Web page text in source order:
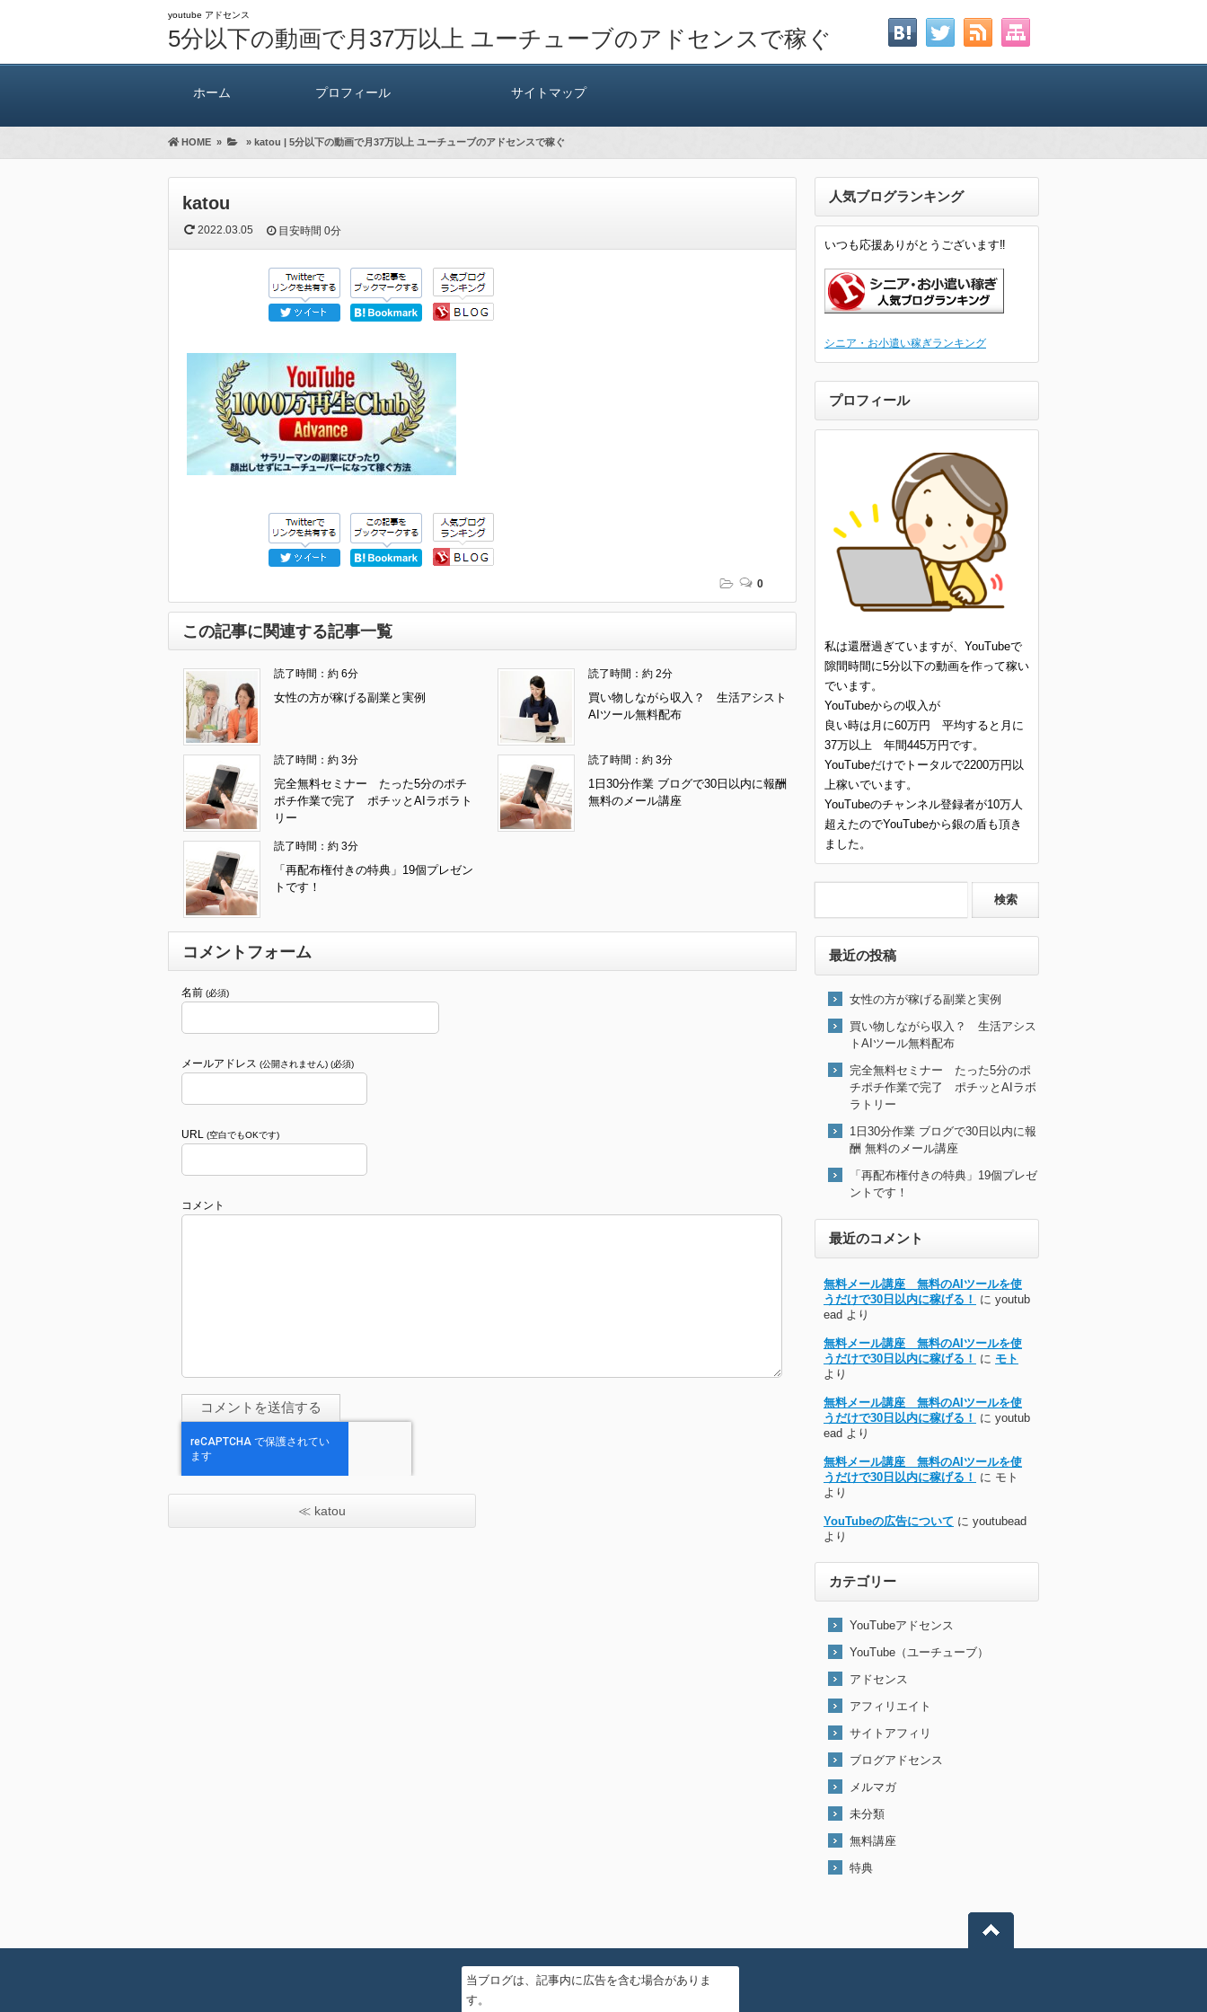
youtube アドセンス
5分以下の動画で月37万以上 ユーチューブのアドセンスで稼ぐ
ホーム プロフィール サイトマップ
HOME » » katou | 5分以下の動画で月37万以上 ユーチューブのアドセンスで稼ぐ
katou
2022.03.05 目安時間0分
0
この記事に関連する記事一覧
読了時間：約 6分
女性の方が稼げる副業と実例
読了時間：約 2分
買い物しながら収入？ 生活アシスト
AIツール無料配布
読了時間：約 3分
完全無料セミナー たった5分のポチ
ポチ作業で完了 ポチッとAIラボラト
リー
読了時間：約 3分
1日30分作業 ブログで30日以内に報酬
無料のメール講座
読了時間：約 3分
「再配布権付きの特典」19個プレゼン
トです！
コメントフォーム
名前 (必須)
メールアドレス (公開されません) (必須)
URL (空白でもOKです)
コメント
≪ katou
人気ブログランキング
いつも応援ありがとうございます‼
シニア・お小遣い稼ぎランキング
プロフィール
私は還暦過ぎていますが、YouTubeで
隙間時間に5分以下の動画を作って稼い
でいます。
YouTubeからの収入が
良い時は月に60万円 平均すると月に
37万以上 年間445万円です。
YouTubeだけでトータルで2200万円以
上稼いでいます。
YouTubeのチャンネル登録者が10万人
超えたのでYouTubeから銀の盾も頂き
ました。
最近の投稿
女性の方が稼げる副業と実例
買い物しながら収入？ 生活アシス
トAIツール無料配布
完全無料セミナー たった5分のポ
チポチ作業で完了 ポチッとAIラボ
ラトリー
1日30分作業 ブログで30日以内に報
酬 無料のメール講座
「再配布権付きの特典」19個プレゼ
ントです！
最近のコメント
無料メール講座 無料のAIツールを使
うだけで30日以内に稼げる！
に youtub
ead より
無料メール講座 無料のAIツールを使
うだけで30日以内に稼げる！
に モト
より
無料メール講座 無料のAIツールを使
うだけで30日以内に稼げる！
に youtub
ead より
無料メール講座 無料のAIツールを使
うだけで30日以内に稼げる！
に モト
より
YouTubeの広告について に youtubead
より
カテゴリー
YouTubeアドセンス
YouTube（ユーチューブ）
アドセンス
アフィリエイト
サイトアフィリ
ブログアドセンス
メルマガ
未分類
無料講座
特典
当ブログは、記事内に広告を含む場合がありま
す。